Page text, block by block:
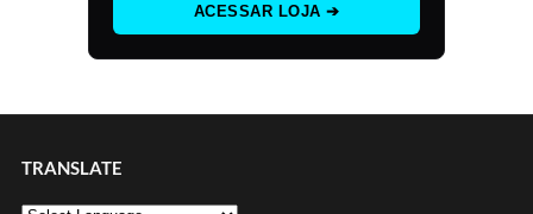
ACESSAR LOJA ➔
TRANSLATE